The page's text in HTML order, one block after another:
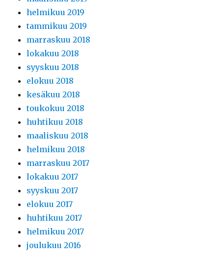
helmikuu 2019
tammikuu 2019
marraskuu 2018
lokakuu 2018
syyskuu 2018
elokuu 2018
kesäkuu 2018
toukokuu 2018
huhtikuu 2018
maaliskuu 2018
helmikuu 2018
marraskuu 2017
lokakuu 2017
syyskuu 2017
elokuu 2017
huhtikuu 2017
helmikuu 2017
joulukuu 2016